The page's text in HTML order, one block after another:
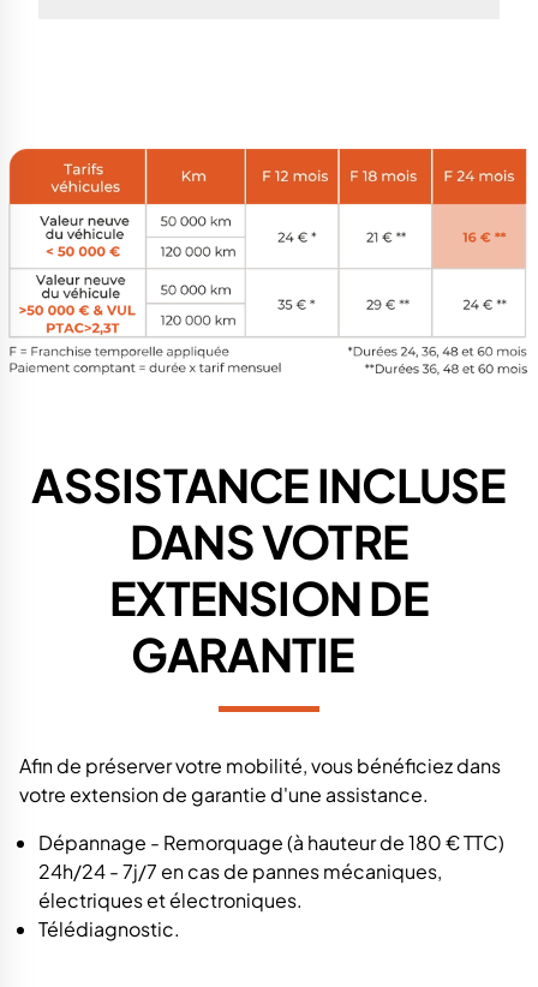
ASSISTANCE INCLUSE
DANS VOTRE
EXTENSION DE
GARANTIE
Afin de préserver votre mobilité, vous bénéficiez dans
votre extension de garantie d'une assistance.
Dépannage - Remorquage (à hauteur de 180 € TTC)
24h/24 - 7j/7 en cas de pannes mécaniques,
électriques et électroniques.
Télédiagnostic.